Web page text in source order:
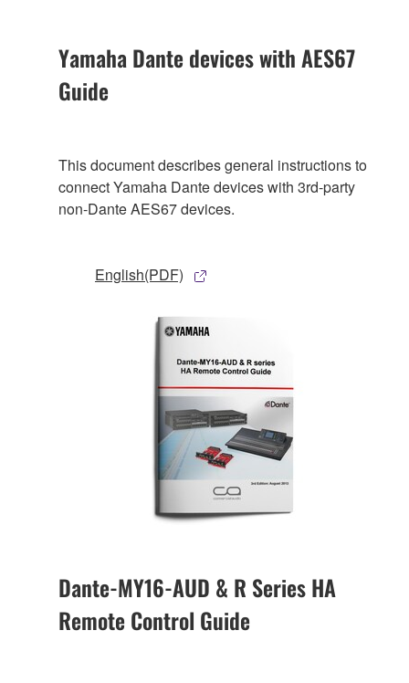
Yamaha Dante devices with AES67
Guide
This document describes general instructions to
connect Yamaha Dante devices with 3rd-party
non-Dante AES67 devices.
English(PDF)
Dante-MY16-AUD & R Series HA
Remote Control Guide